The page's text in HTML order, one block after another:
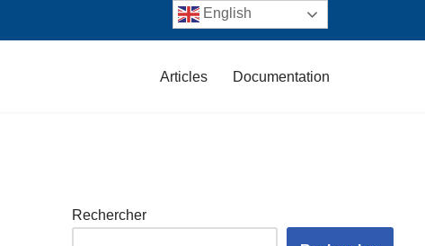
Articles Documentation
Rechercher
English